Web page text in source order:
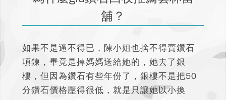
舖？
如果不是逼不得已，陳小姐也捨不得賣鑽石
項鍊，畢竟是掉媽媽送給她的，她去了銀
樓，但因為鑽石有些年份了，銀樓不是把50
分鑽石價格壓得很低 ，就是只讓她以小換